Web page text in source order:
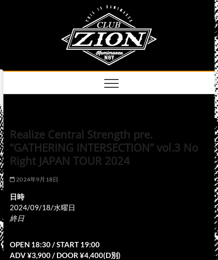
Realize Central Strength pre.
“GATHERING INTERSECTION” vol.3 No
Right JAPAN TOUR 2024
2024年9月18日
日時
2024/09/18/水曜日
終日
OPEN 18:30 / START 19:00
ADV ¥3,900 / DOOR ¥4,400(D別)